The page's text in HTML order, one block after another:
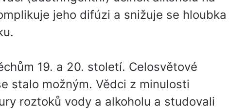
jeho difúzi a snižuje se hloubka
19. a 20. století. Celosvětové
stalo možným. Vědci z minulosti
roztoků vody a alkoholu a studovali